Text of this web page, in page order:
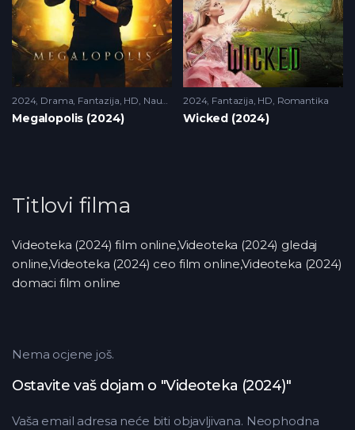
2024 Drama Fantazija HD Naucna Fantastika
Megalopolis (2024)
2024 Fantazija HD Romantika
Wicked (2024)
Titlovi filma
Videoteka (2024) film online,Videoteka (2024) gledaj
online,Videoteka (2024) ceo film online,Videoteka (2024)
domaci film online
Ostavite vaš dojam o "Videoteka (2024)"
Vaša email adresa neće biti objavljivana. Neophodna
Nema ocjene još.